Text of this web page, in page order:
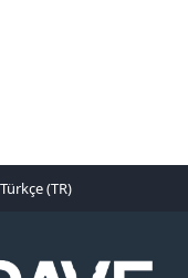
Türkçe (TR)